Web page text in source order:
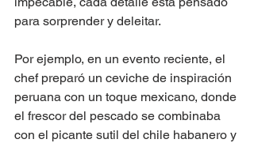
para sorprender y deleitar.
Por ejemplo, en un evento reciente, el
chef preparó un ceviche de inspiración
peruana con un toque mexicano, donde
el frescor del pescado se combinaba
con el picante sutil del chile habanero y